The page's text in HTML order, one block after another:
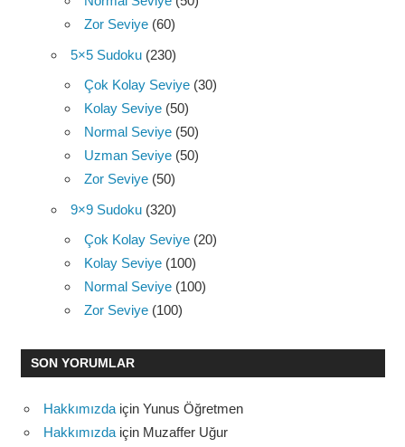
Zor Seviye (60)
5×5 Sudoku (230)
Çok Kolay Seviye (30)
Kolay Seviye (50)
Normal Seviye (50)
Uzman Seviye (50)
Zor Seviye (50)
9×9 Sudoku (320)
Çok Kolay Seviye (20)
Kolay Seviye (100)
Normal Seviye (100)
Zor Seviye (100)
SON YORUMLAR
Hakkımızda için Yunus Öğretmen
Hakkımızda için Muzaffer Uğur